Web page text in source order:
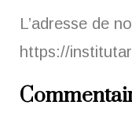
L’adresse de
https://